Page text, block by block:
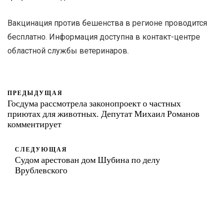
Вакцинация против бешенства в регионе проводится
бесплатно. Информация доступна в контакт-центре
областной службы ветеринаров.
ПРЕДЫДУЩАЯ
Госдума рассмотрела законопроект о частных
приютах для животных. Депутат Михаил Романов
комментирует
СЛЕДУЮЩАЯ
Судом арестован дом Шубина по делу
Врублевского